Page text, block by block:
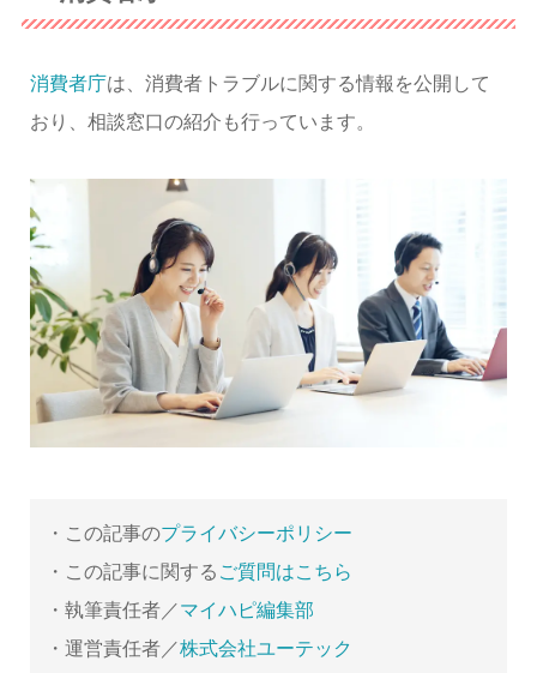
消費者庁は、消費者トラブルに関する情報を公開して
おり、相談窓口の紹介も行っています。
・この記事のプライバシーポリシー
・この記事に関する ご質問はこちら
・執筆責任者／マイハピ編集部
・運営責任者／株式会社ユーテック